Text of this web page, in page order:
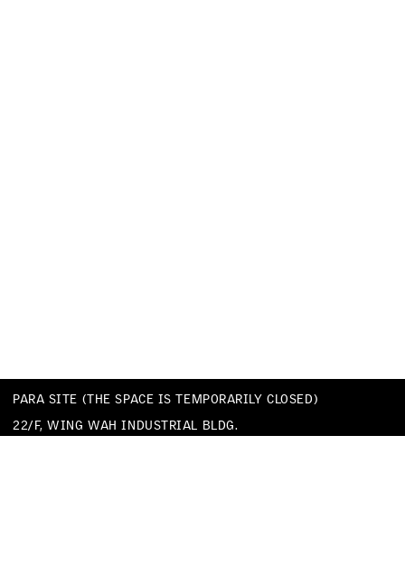
PARA SITE (THE SPACE IS TEMPORARILY CLOSED)
22/F, WING WAH INDUSTRIAL BLDG.
677 KING’S ROAD